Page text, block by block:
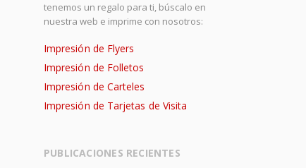
tenemos un regalo para ti, búscalo en
nuestra web e imprime con nosotros:
Impresión de Flyers
Impresión de Folletos
Impresión de Carteles
Impresión de Tarjetas de Visita
PUBLICACIONES RECIENTES